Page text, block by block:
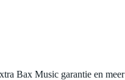
Bax Music garantie en meer